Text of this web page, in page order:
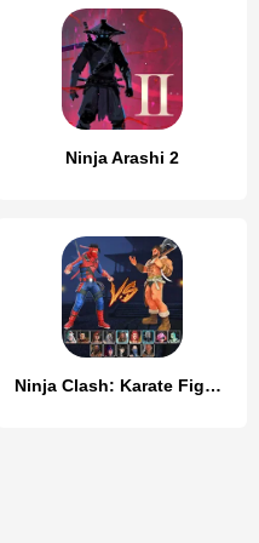
Ninja Arashi 2
Ninja Clash: Karate Fighters